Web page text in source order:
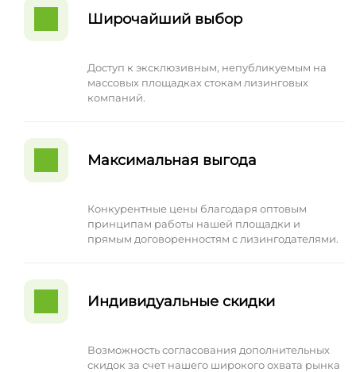
Широчайший выбор
Доступ к эксклюзивным, непубликуемым на
массовых площадках стокам лизинговых
компаний.
Максимальная выгода
Конкурентные цены благодаря оптовым
принципам работы нашей площадки и
прямым договоренностям с лизингодателями.
Индивидуальные скидки
Возможность согласования дополнительных
скидок за счет нашего широкого охвата рынка